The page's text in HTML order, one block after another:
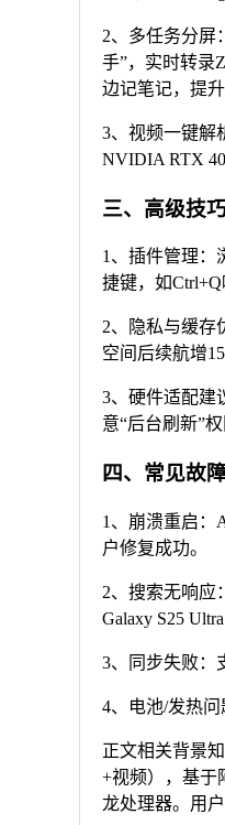
2、多任务分屏
手”，实时转录
边记笔记，提升
3、视频一键解
NVIDIA RTX
三、高级技
1、插件管理：
捷键，如Ctrl+Q
2、隐私与缓存
空间后续航增
3、硬件适配建
意“后台刷新”
四、常见故
1、崩溃重启：
户修复成功。
2、搜索无响应
Galaxy S25
3、同步失败：
4、电池/发热问
正文相关背景
+视频），基于
龙处理器。用